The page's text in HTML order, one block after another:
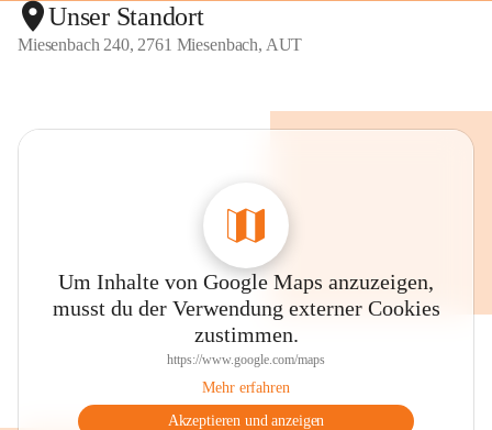
Unser Standort
Miesenbach 240, 2761 Miesenbach, AUT
Um Inhalte von Google Maps anzuzeigen,
musst du der Verwendung externer Cookies
zustimmen.
https://www.google.com/maps
Mehr erfahren
Akzeptieren und anzeigen